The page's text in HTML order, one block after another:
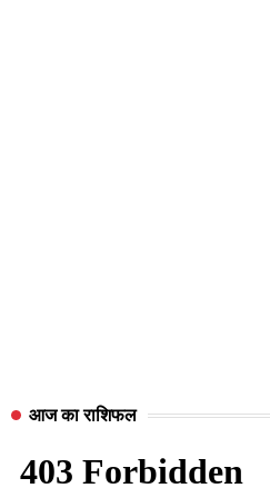
आज का राशिफल